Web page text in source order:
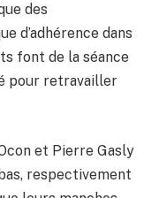
des
d’adhérence dans
font de la séance
pour retravailler
et Pierre Gasly
respectivement